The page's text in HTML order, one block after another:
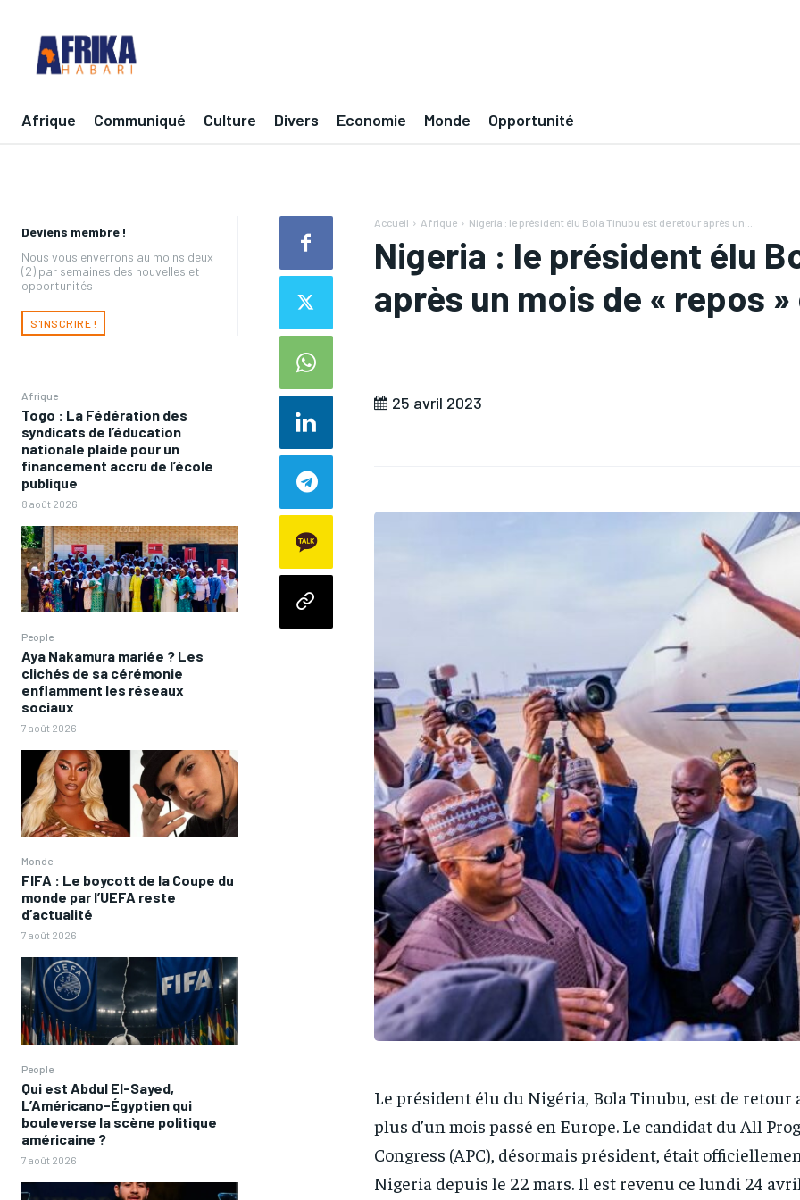
Afrique Communiqué Culture Divers Economie Monde Opportunité
Deviens membre !
Nous vous enverrons au moins deux
(2) par semaines des nouvelles et
opportunités
S'INSCRIRE !
Afrique
Togo : La Fédération des
syndicats de l’éducation
nationale plaide pour un
financement accru de l’école
publique
8 août 2026
People
Aya Nakamura mariée ? Les
clichés de sa cérémonie
enflamment les réseaux
sociaux
7 août 2026
Monde
FIFA : Le boycott de la Coupe du
monde par l’UEFA reste
d’actualité
7 août 2026
People
Qui est Abdul El-Sayed,
L’Américano-Égyptien qui
bouleverse la scène politique
américaine ?
7 août 2026
Accueil Afrique Nigeria : le président élu Bola Tinubu est de retour après un...
Nigeria : le président élu
après un mois de « repos
25 avril 2023
Le président élu du Nigéria, Bola Tinubu, est de retour
plus d’un mois passé en Europe. Le candidat du All
Congress (APC), désormais président, était
Nigeria depuis le 22 mars. Il est revenu ce lundi 24